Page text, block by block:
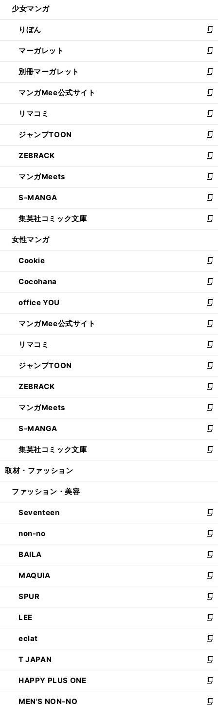
開
く
ウ
で
開
く
ン
ド
ウ
で
開
く
ウ
ィ
ン
ド
ウ
で
開
く
少女マンガ
りぼん
新
し
い
ウ
ィ
ン
ド
ウ
で
開
く
マーガレット
新
し
い
ウ
ィ
ン
ド
ウ
で
開
く
別冊マーガレット
新
し
い
ウ
ィ
ン
ド
ウ
で
開
く
マンガMee公式サイト
新
し
い
ウ
ィ
ン
ド
ウ
で
開
く
リマコミ
新
し
い
ウ
ィ
ン
ド
ウ
で
開
く
ジャンプTOON
新
し
い
ウ
ィ
ン
ド
ウ
で
開
ZEBRACK
新
し
い
ウ
ィ
ン
ド
ウ
開
く
マンガMeets
新
し
い
ウ
ィ
ン
ウ
で
開
く
S-MANGA
新
し
い
ウ
ン
ド
ウ
で
開
く
集英社コミック文庫
新
し
ウ
ィ
ン
ド
ウ
で
開
く
女性マンガ
Cookie
新
し
い
ウ
ィ
ン
ド
ウ
で
開
く
Cocohana
新
し
い
ウ
ィ
ン
ド
ウ
で
開
く
office YOU
新
し
い
ウ
ィ
ン
ド
ウ
で
開
く
マンガMee公式サイト
新
し
い
ウ
ィ
ン
ド
ウ
で
開
く
リマコミ
新
し
い
ウ
ィ
ン
ド
ウ
で
開
く
ジャンプTOON
新
し
い
ウ
ィ
ン
ド
ウ
で
開
ZEBRACK
新
し
い
ウ
ィ
ン
ド
ウ
開
マンガMeets
新
し
い
ウ
ィ
ン
ウ
開
く
S-MANGA
新
し
い
ウ
ン
ウ
で
開
く
集英社コミック文庫
新
し
ウ
ン
ド
ウ
で
開
く
取材・ファッション
ファッション・美容
Seventeen
新
し
い
ウ
ィ
ン
ド
ウ
で
開
く
non-no
新
し
い
ウ
ィ
ン
ド
ウ
で
開
く
BAILA
新
し
い
ウ
ィ
ン
ド
ウ
で
開
く
MAQUIA
新
し
い
ウ
ィ
ン
ド
ウ
で
開
く
SPUR
新
し
い
ウ
ィ
ン
ド
ウ
で
開
く
LEE
新
し
い
ウ
ィ
ン
ド
ウ
で
eclat
新
し
い
ウ
ィ
ン
ド
T JAPAN
新
し
い
ウ
ィ
HAPPY PLUS ONE
新
し
い
MEN'S NON-NO